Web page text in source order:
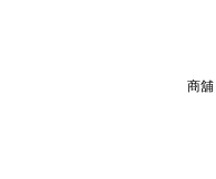
商舖